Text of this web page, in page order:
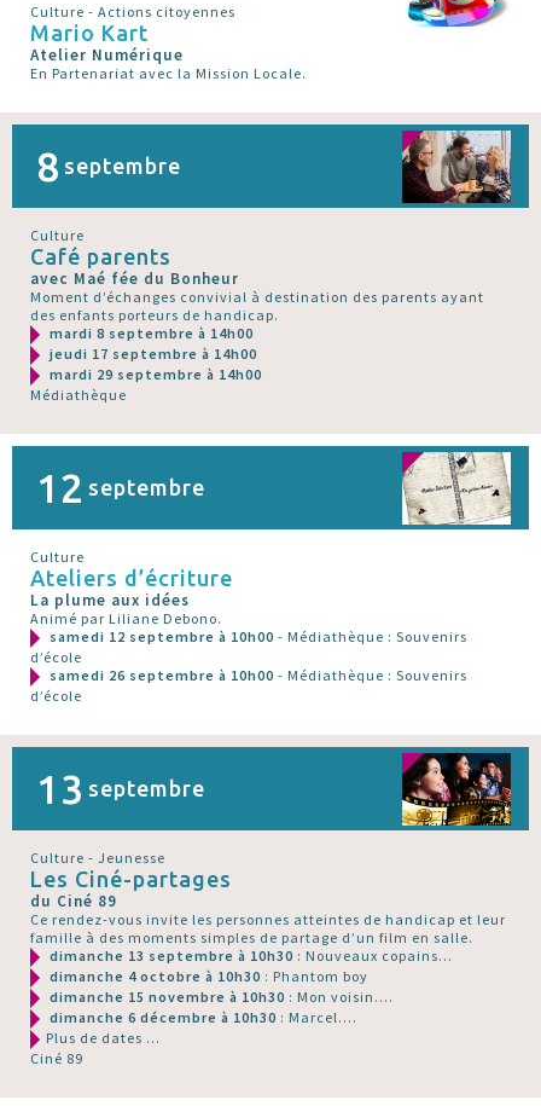
Culture - Actions citoyennes
Mario Kart
Atelier Numérique
En Partenariat avec la Mission Locale.
8 septembre
Culture
Café parents
avec Maé fée du Bonheur
Moment d’échanges convivial à destination des parents ayant
des enfants porteurs de handicap.
mardi 8 septembre à 14h00
jeudi 17 septembre à 14h00
mardi 29 septembre à 14h00
Médiathèque
12 septembre
Culture
Ateliers d’écriture
La plume aux idées
Animé par Liliane Debono.
samedi 12 septembre à 10h00 - Médiathèque : Souvenirs
d’école
samedi 26 septembre à 10h00 - Médiathèque : Souvenirs
d’école
13 septembre
Culture - Jeunesse
Les Ciné-partages
du Ciné 89
Ce rendez-vous invite les personnes atteintes de handicap et leur
famille à des moments simples de partage d’un film en salle.
dimanche 13 septembre à 10h30 : Nouveaux copains...
dimanche 4 octobre à 10h30 : Phantom boy
dimanche 15 novembre à 10h30 : Mon voisin....
dimanche 6 décembre à 10h30 : Marcel....
Plus de dates ...
Ciné 89